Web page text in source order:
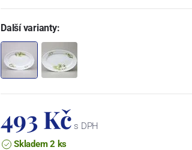
Další varianty:
493 Kč s DPH
Skladem 2 ks